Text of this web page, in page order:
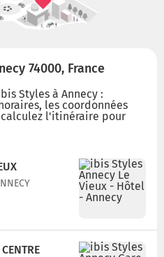
74000, France
Styles à Annecy :
les coordonnées
l'itinéraire pour